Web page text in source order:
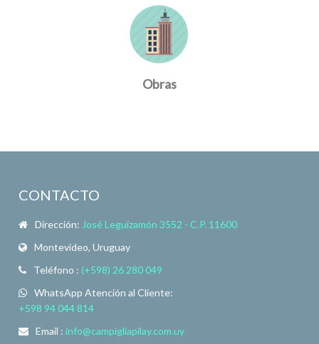
Obras
CONTACTO
Dirección: José Leguizamón 3552 - C.P. 11600
Montevideo, Uruguay
Teléfono : (+598) 26 280 049
WhatsApp Atención al Cliente:
+598 94 044 814
Email :info@campigliapilay.com.uy